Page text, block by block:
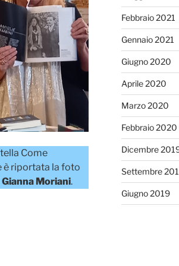
Come
è riportata la foto
Gianna Moriani.
Febbraio 2021
Gennaio 2021
Giugno 2020
Aprile 2020
Marzo 2020
Febbraio 2020
Dicembre
Settembre
Giugno 2019